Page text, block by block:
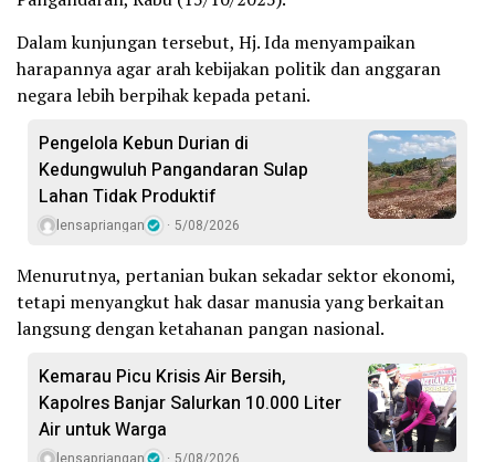
Dalam kunjungan tersebut, Hj. Ida menyampaikan
harapannya agar arah kebijakan politik dan anggaran
negara lebih berpihak kepada petani.
Pengelola Kebun Durian di
Kedungwuluh Pangandaran Sulap
Lahan Tidak Produktif ‎
lensapriangan 5/08/2026
Menurutnya, pertanian bukan sekadar sektor ekonomi,
tetapi menyangkut hak dasar manusia yang berkaitan
langsung dengan ketahanan pangan nasional.
Kemarau Picu Krisis Air Bersih,
Kapolres Banjar Salurkan 10.000 Liter
Air untuk Warga